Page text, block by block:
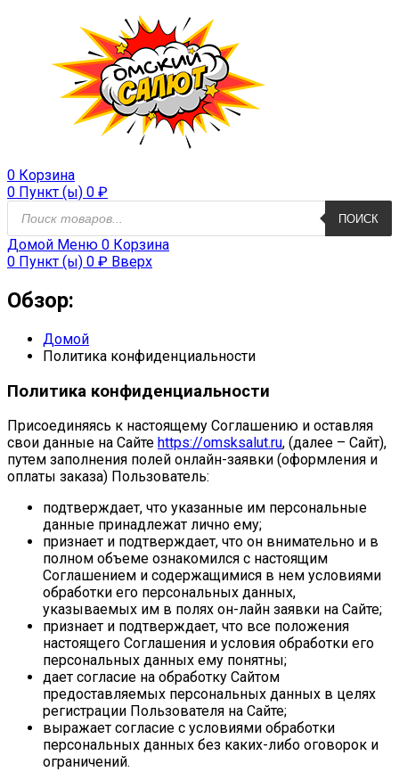
0 Корзина
0 Пункт (ы) 0 ₽
Поиск
продуктов
ПОИСК
Домой Меню 0 Корзина
0 Пункт (ы) 0 ₽ Вверх
Обзор:
Домой
Политика конфиденциальности
Политика конфиденциальности
Присоединяясь к настоящему Соглашению и оставляя
свои данные на Сайте https://omsksalut.ru, (далее – Сайт),
путем заполнения полей онлайн-заявки (оформления и
оплаты заказа) Пользователь:
подтверждает, что указанные им персональные
данные принадлежат лично ему;
признает и подтверждает, что он внимательно и в
полном объеме ознакомился с настоящим
Соглашением и содержащимися в нем условиями
обработки его персональных данных,
указываемых им в полях он-лайн заявки на Сайте;
признает и подтверждает, что все положения
настоящего Соглашения и условия обработки его
персональных данных ему понятны;
дает согласие на обработку Сайтом
предоставляемых персональных данных в целях
регистрации Пользователя на Сайте;
выражает согласие с условиями обработки
персональных данных без каких-либо оговорок и
ограничений.